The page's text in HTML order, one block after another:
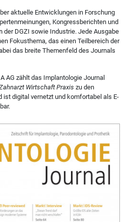
aktuelle Entwicklungen in Forschung
Kongressberichten und
der DGZI sowie Industrie. Jede Ausgabe
Fokusthema, das einen Teilbereich der
das breite Themenfeld des Journals
AG zählt das Implantologie Journal
Wirtschaft Praxiszu den
digital vernetzt und komfortabel als E-